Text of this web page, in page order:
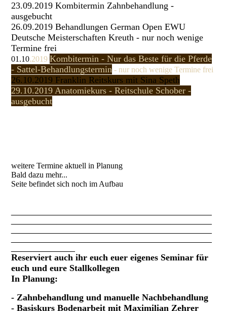
23.09.2019 Kombitermin Zahnbehandlung -
ausgebucht
26.09.2019 Behandlungen German Open EWU
Deutsche Meisterschaften Kreuth - nur noch wenige
Termine frei
01.10.2019Kombitermin - Nur das Beste für die Pferde
- Sattel-Behandlungstermin - nur noch wenige Termine frei
26.10.2019 Franklin Reitskurs mit Sina Speth
29.10.2019 Anatomiekurs - Reitschule Schober -
ausgebucht
weitere Termine aktuell in Planung
Bald dazu mehr...
Seite befindet sich noch im Aufbau
Reserviert auch ihr euch euer eigenes Seminar für
euch und eure Stallkollegen
In Planung:
- Zahnbehandlung und manuelle Nachbehandlung
- Basiskurs Bodenarbeit mit Maximilian Zehrer